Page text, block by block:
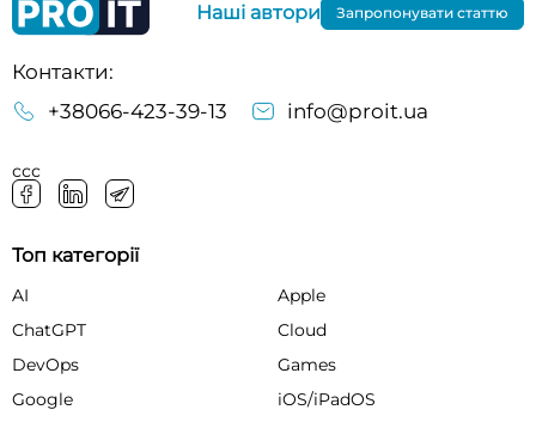
Контакти:
+38066-423-39-13
info@proit.ua
ссс
Наші автори Запропонувати статтю
Топ категорії
AI
Apple
ChatGPT
Cloud
DevOps
Games
Google
iOS/iPadOS